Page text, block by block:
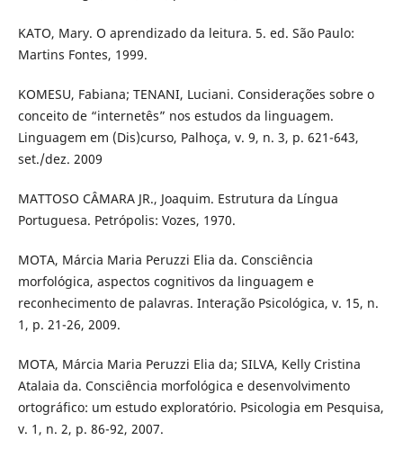
KATO, Mary. O aprendizado da leitura. 5. ed. São Paulo:
Martins Fontes, 1999.
KOMESU, Fabiana; TENANI, Luciani. Considerações sobre o
conceito de “internetês” nos estudos da linguagem.
Linguagem em (Dis)curso, Palhoça, v. 9, n. 3, p. 621-643,
set./dez. 2009
MATTOSO CÂMARA JR., Joaquim. Estrutura da Língua
Portuguesa. Petrópolis: Vozes, 1970.
MOTA, Márcia Maria Peruzzi Elia da. Consciência
morfológica, aspectos cognitivos da linguagem e
reconhecimento de palavras. Interação Psicológica, v. 15, n.
1, p. 21-26, 2009.
MOTA, Márcia Maria Peruzzi Elia da; SILVA, Kelly Cristina
Atalaia da. Consciência morfológica e desenvolvimento
ortográfico: um estudo exploratório. Psicologia em Pesquisa,
v. 1, n. 2, p. 86-92, 2007.